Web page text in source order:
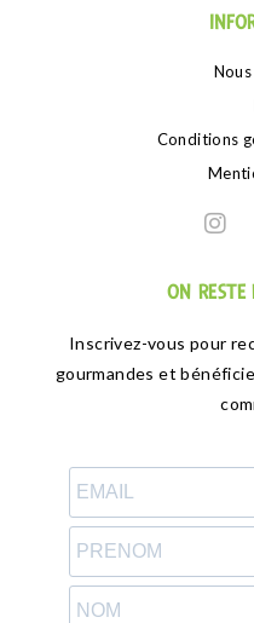
Conditions
ON
Inscrivez-vous pour
gourmandes et